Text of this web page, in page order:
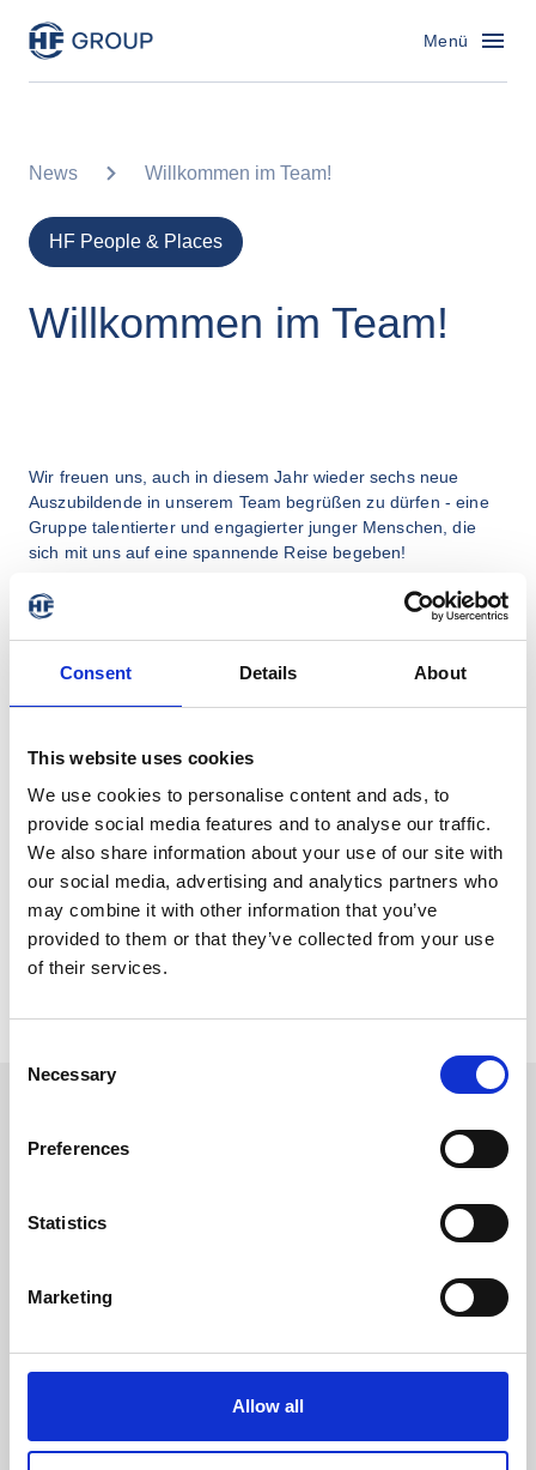
Consent Details About
This website uses cookies
We use cookies to personalise content and ads, to
provide social media features and to analyse our traffic.
We also share information about your use of our site with
our social media, advertising and analytics partners who
may combine it with other information that you’ve
provided to them or that they’ve collected from your use
of their services.
Selection
Necessary
Preferences
Statistics
Marketing
Allow all
HF Group – Zur Startseite Menü
News Willkommen im Team!
HF People & Places
Willkommen im Team!
Wir freuen uns, auch in diesem Jahr wieder sechs neue
Auszubildende in unserem Team begrüßen zu dürfen - eine
Gruppe talentierter und engagierter junger Menschen, die
sich mit uns auf eine spannende Reise begeben!
Wir freuen uns über die Möglichkeit,  junge Menschen in ihr
Berufsleben begleiten zu können und wünschen einen guten
Einstieg, viel Freude an der Arbeit und viel Erfolg!
Veranstaltungen & Termine